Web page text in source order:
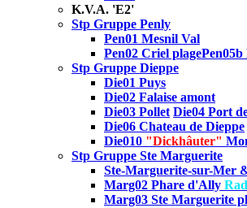
K.V.A. 'E2'
Stp Gruppe Penly
Pen01 Mesnil Val
Pen02 Criel plagePen05b
Stp Gruppe Dieppe
Die01 Puys
Die02 Falaise amont
Die03 Pollet Die04 Port
Die06 Chateau de Dieppe
Die010 "Dickhâuter"
Stp Gruppe Ste Marguerite
Ste-Marguerite-sur-Mer
Marg02 Phare d'Ally
Marg03 Ste Marguerite